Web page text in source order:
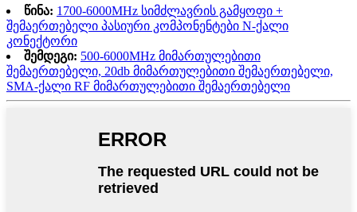
წინა: 1700-6000MHz სიმძლავრის გამყოფი +
შემაერთებელი პასიური კომპონენტები N-ქალი
კონექტორი
შემდეგი: 500-6000MHz მიმართულებითი
შემაერთებელი, 20db მიმართულებითი შემაერთებელი,
SMA-ქალი RF მიმართულებითი შემაერთებელი